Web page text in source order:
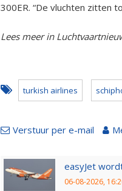
300ER. “De vluchten zitten
Lees meer in
turkish airlines
Verstuur per e-mail
easyJet
06-08-2026,